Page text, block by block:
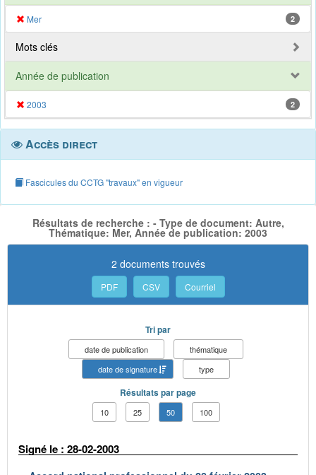
Mer 2
Mots clés
Année de publication
2003 2
Accès direct
Fascicules du CCTG "travaux" en vigueur
Résultats de recherche : - Type de document: Autre,
Thématique: Mer, Année de publication: 2003
2 documents trouvés
PDF CSV Courriel
Tri par
date de publication
thématique
date de signature
type
Résultats par page
10 25 50 100
Signé le : 28-02-2003